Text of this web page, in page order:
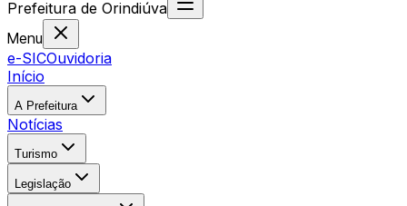
Prefeitura de Orindiúva
Menu
e-SICOuvidoria
Início
A Prefeitura
Notícias
Turismo
Legislação